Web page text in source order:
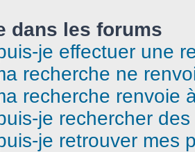
dans les forums
je effectuer une
recherche ne
recherche renvoie
je rechercher
je retrouver mes